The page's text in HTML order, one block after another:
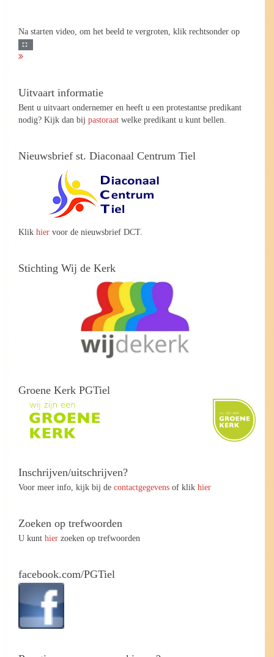
Na starten video, om het beeld te vergroten, klik rechtsonder op
Uitvaart informatie
Bent u uitvaart ondernemer en heeft u een protestantse predikant
nodig? Kijk dan bij pastoraat welke predikant u kunt bellen.
Nieuwsbrief st. Diaconaal Centrum Tiel
Klik hier voor de nieuwsbrief DCT.
Stichting Wij de Kerk
Groene Kerk PGTiel
Inschrijven/uitschrijven?
Voor meer info, kijk bij de contactgegevens of klik hier
Zoeken op trefwoorden
U kunt hier zoeken op trefwoorden
facebook.com/PGTiel